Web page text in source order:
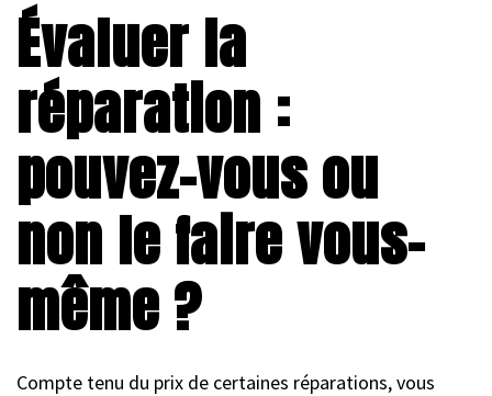
Évaluer la
réparation :
pouvez-vous ou
non le faire vous-
même ?
Compte tenu du prix de certaines réparations, vous